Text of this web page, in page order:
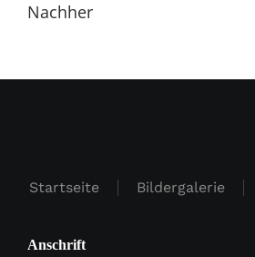
Nachher
Startseite Bildergalerie
Anschrift